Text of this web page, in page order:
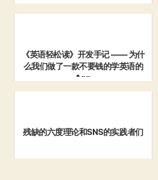
《英语轻松读》开发手记 —— 为什
么我们做了一款不要钱的学英语的
App
残缺的六度理论和SNS的实践者们